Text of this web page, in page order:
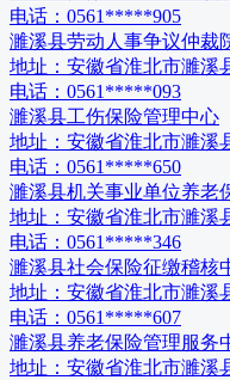
电话： 0561*****905
濉溪县劳动人事争议仲裁
地址： 安徽省淮北市濉溪
电话： 0561*****093
濉溪县工伤保险管理中心
地址： 安徽省淮北市濉溪
电话： 0561*****650
濉溪县机关事业单位养老
地址： 安徽省淮北市濉溪
电话： 0561*****346
濉溪县社会保险征缴稽核
地址： 安徽省淮北市濉溪
电话： 0561*****607
濉溪县养老保险管理服务
地址： 安徽省淮北市濉溪